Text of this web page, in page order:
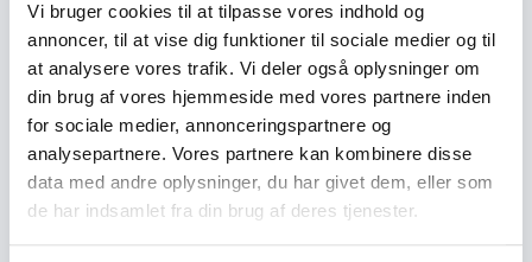
Vi bruger cookies til at tilpasse vores indhold og
annoncer, til at vise dig funktioner til sociale medier og til
at analysere vores trafik. Vi deler også oplysninger om
din brug af vores hjemmeside med vores partnere inden
for sociale medier, annonceringspartnere og
analysepartnere. Vores partnere kan kombinere disse
data med andre oplysninger, du har givet dem, eller som
de har indsamlet fra din brug af deres tjenester.
stærke institutioner
Mål 17: Partnerskaber for
handling
Indsatser foregår i: Ghana
Resume
This intervention seeks to equip the youths of 16